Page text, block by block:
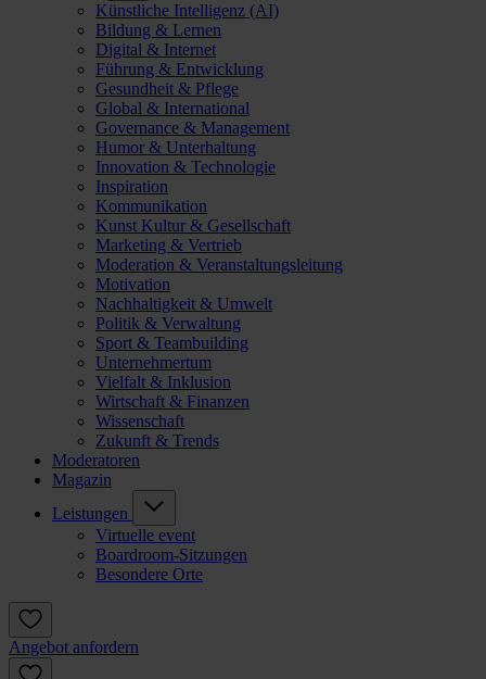
Künstliche Intelligenz (AI)
Bildung & Lernen
Digital & Internet
Führung & Entwicklung
Gesundheit & Pflege
Global & International
Governance & Management
Humor & Unterhaltung
Innovation & Technologie
Inspiration
Kommunikation
Kunst Kultur & Gesellschaft
Marketing & Vertrieb
Moderation & Veranstaltungsleitung
Motivation
Nachhaltigkeit & Umwelt
Politik & Verwaltung
Sport & Teambuilding
Unternehmertum
Vielfalt & Inklusion
Wirtschaft & Finanzen
Wissenschaft
Zukunft & Trends
Moderatoren
Magazin
Leistungen
Virtuelle event
Boardroom-Sitzungen
Besondere Orte
Angebot anfordern